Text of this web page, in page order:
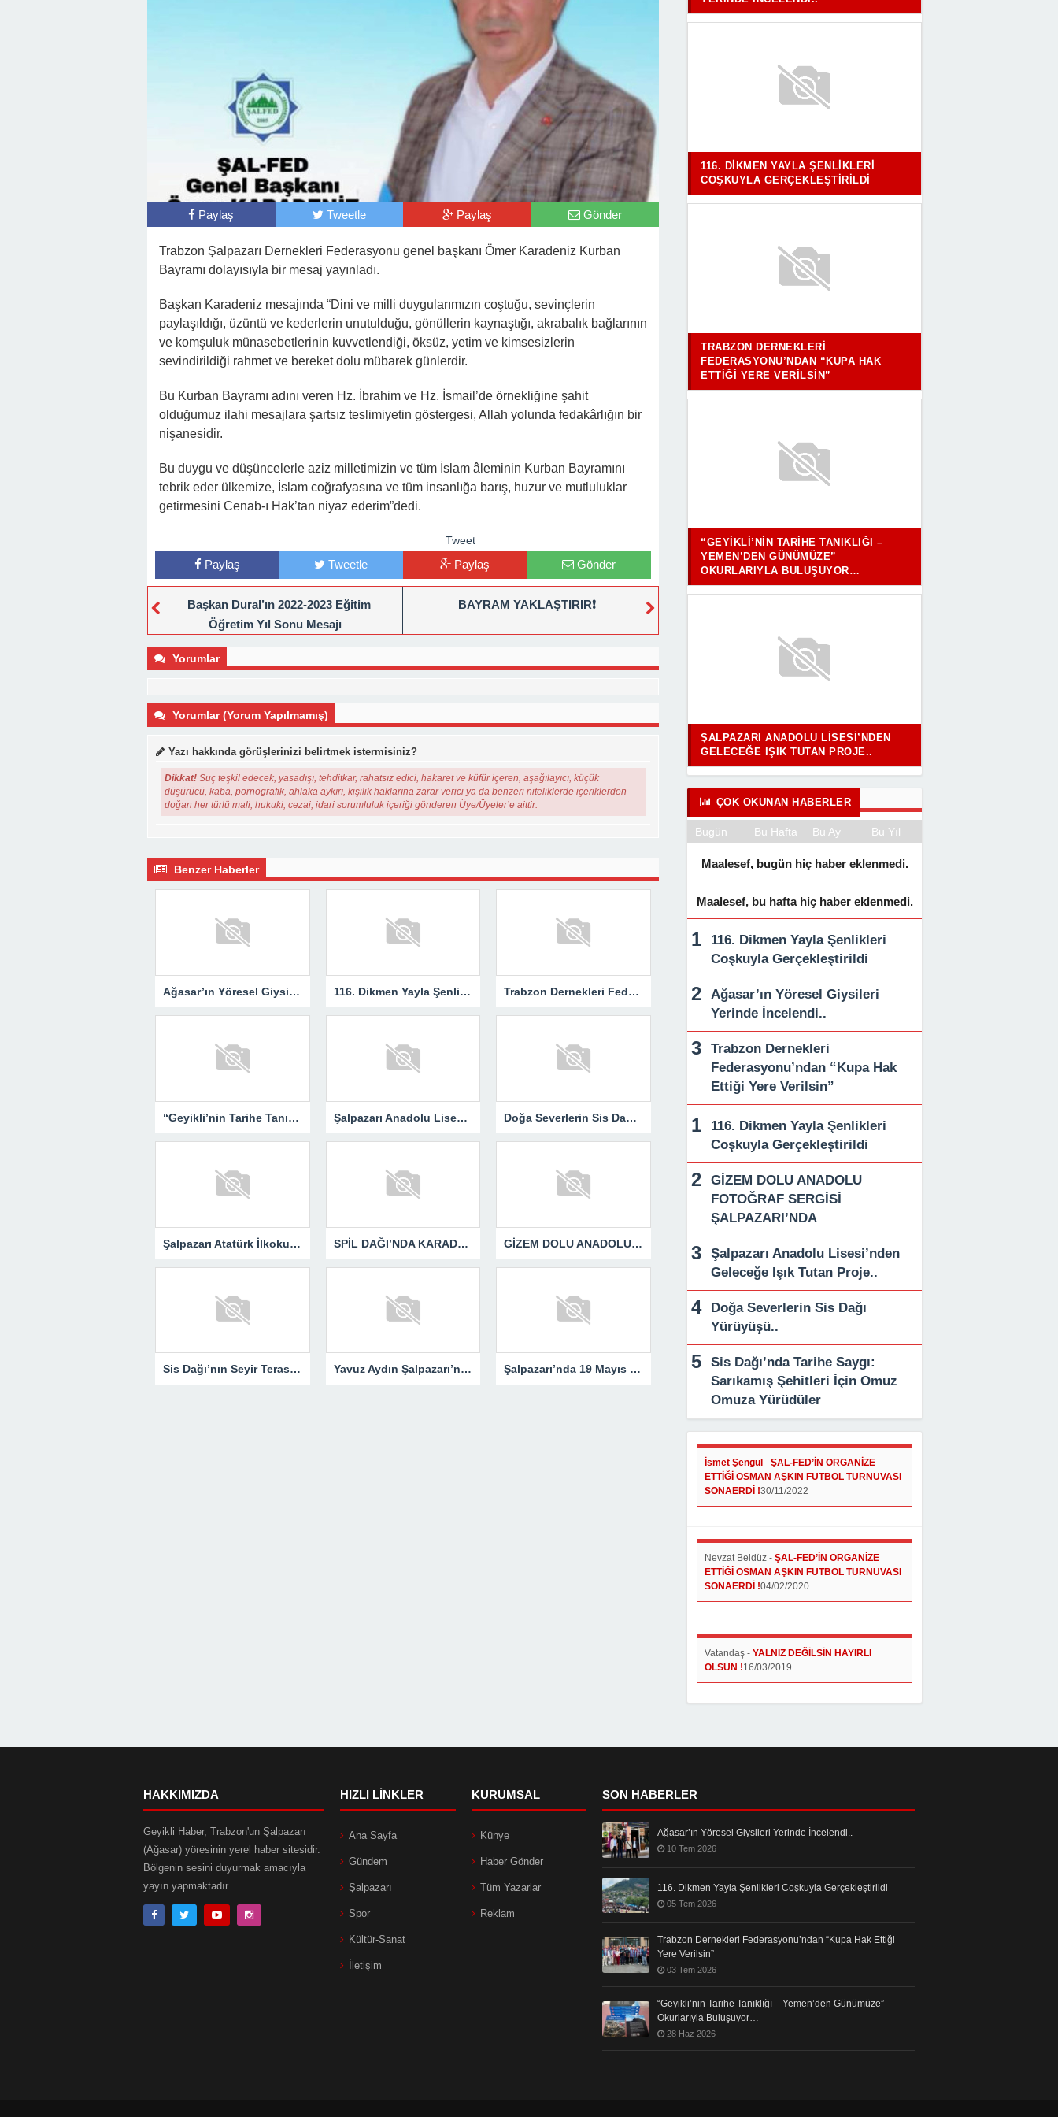
Paylaş Tweetle Paylaş Gönder
Trabzon Şalpazarı Dernekleri Federasyonu genel başkanı Ömer Karadeniz Kurban
Bayramı dolayısıyla bir mesaj yayınladı.
Başkan Karadeniz mesajında “Dini ve milli duygularımızın coştuğu, sevinçlerin
paylaşıldığı, üzüntü ve kederlerin unutulduğu, gönüllerin kaynaştığı, akrabalık bağlarının
ve komşuluk münasebetlerinin kuvvetlendiği, öksüz, yetim ve kimsesizlerin
sevindirildiği rahmet ve bereket dolu mübarek günlerdir.
Bu Kurban Bayramı adını veren Hz. İbrahim ve Hz. İsmail’de örnekliğine şahit
olduğumuz ilahi mesajlara şartsız teslimiyetin göstergesi, Allah yolunda fedakârlığın bir
nişanesidir.
Bu duygu ve düşüncelerle aziz milletimizin ve tüm İslam âleminin Kurban Bayramını
tebrik eder ülkemize, İslam coğrafyasına ve tüm insanlığa barış, huzur ve mutluluklar
getirmesini Cenab-ı Hak’tan niyaz ederim”dedi.
Tweet
Paylaş Tweetle Paylaş Gönder
Başkan Dural’ın 2022-2023 Eğitim
Öğretim Yıl Sonu Mesajı
BAYRAM YAKLAŞTIRIR❗
Yorumlar
Yorumlar (Yorum Yapılmamış)
Yazı hakkında görüşlerinizi belirtmek istermisiniz?
Dikkat! Suç teşkil edecek, yasadışı, tehditkar, rahatsız edici, hakaret ve küfür içeren, aşağılayıcı, küçük
düşürücü, kaba, pornografik, ahlaka aykırı, kişilik haklarına zarar verici ya da benzeri niteliklerde içeriklerden
doğan her türlü mali, hukuki, cezai, idari sorumluluk içeriği gönderen Üye/Üyeler’e aittir.
Benzer Haberler
Ağasar’ın Yöresel Giysileri Yerinde İncelendi.. 116. Dikmen Yayla Şenlikleri Coşkuyla Gerçekleştirildi Trabzon Dernekleri Federasyonu’ndan “Kupa Hak Ettiği Yere Verilsin”
“Geyikli’nin Tarihe Tanıklığı – Yemen’den Günümüze” Okurlarıyla Buluşuyor… Şalpazarı Anadolu Lisesi’nden Geleceğe Işık Tutan Proje.. Doğa Severlerin Sis Dağı Yürüyüşü..
Şalpazarı Atatürk İlkokulu Öğrencilerinden Sis Dağı’na Kültür Gezisi SPİL DAĞI’NDA KARADENİZ COŞKUSU YAŞANDI.. GİZEM DOLU ANADOLU FOTOĞRAF SERGİSİ ŞALPAZARI’NDA
Sis Dağı’nın Seyir Terası “Kalpak Kaya”… Yavuz Aydın Şalpazarı’nda Gönüllere Dokundu. Şalpazarı’nda 19 Mayıs Coşkusu Meydanlara Sığmadı..
116. DIKMEN YAYLA ŞENLIKLERI
COŞKUYLA GERÇEKLEŞTIRILDI
TRABZON DERNEKLERI
FEDERASYONU’NDAN “KUPA HAK
ETTIĞI YERE VERILSIN”
“GEYIKLI’NIN TARIHE TANIKLIĞI –
YEMEN’DEN GÜNÜMÜZE”
OKURLARIYLA BULUŞUYOR…
ŞALPAZARI ANADOLU LISESI’NDEN
GELECEĞE IŞIK TUTAN PROJE..
ÇOK OKUNAN HABERLER
Bugün Bu Hafta Bu Ay Bu Yıl
Maalesef, bugün hiç haber eklenmedi.
Maalesef, bu hafta hiç haber eklenmedi.
116. Dikmen Yayla Şenlikleri
Coşkuyla Gerçekleştirildi
Ağasar’ın Yöresel Giysileri
Yerinde İncelendi..
Trabzon Dernekleri
Federasyonu’ndan “Kupa Hak
Ettiği Yere Verilsin”
116. Dikmen Yayla Şenlikleri
Coşkuyla Gerçekleştirildi
GİZEM DOLU ANADOLU
FOTOĞRAF SERGİSİ
ŞALPAZARI’NDA
Şalpazarı Anadolu Lisesi’nden
Geleceğe Işık Tutan Proje..
Doğa Severlerin Sis Dağı
Yürüyüşü..
Sis Dağı’nda Tarihe Saygı:
Sarıkamış Şehitleri İçin Omuz
Omuza Yürüdüler
İsmet Şengül - ŞAL-FED’İN ORGANİZE
ETTİĞİ OSMAN AŞKIN FUTBOL TURNUVASI
SONAERDİ !30/11/2022
Nevzat Beldüz - ŞAL-FED’İN ORGANİZE
ETTİĞİ OSMAN AŞKIN FUTBOL TURNUVASI
SONAERDİ !04/02/2020
Vatandaş - YALNIZ DEĞİLSİN HAYIRLI
OLSUN !16/03/2019
HAKKIMIZDA
Geyikli Haber, Trabzon'un Şalpazarı
(Ağasar) yöresinin yerel haber sitesidir.
Bölgenin sesini duyurmak amacıyla
yayın yapmaktadır.
HIZLI LINKLER
Ana Sayfa
Gündem
Şalpazarı
Spor
Kültür-Sanat
İletişim
KURUMSAL
Künye
Haber Gönder
Tüm Yazarlar
Reklam
SON HABERLER
Ağasar’ın Yöresel Giysileri Yerinde İncelendi..
10 Tem 2026
116. Dikmen Yayla Şenlikleri Coşkuyla Gerçekleştirildi
05 Tem 2026
Trabzon Dernekleri Federasyonu’ndan “Kupa Hak Ettiği
Yere Verilsin”
03 Tem 2026
“Geyikli’nin Tarihe Tanıklığı – Yemen’den Günümüze”
Okurlarıyla Buluşuyor…
28 Haz 2026